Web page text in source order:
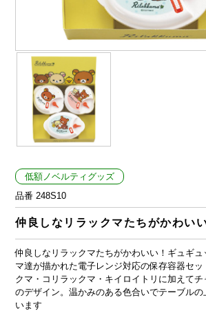
低額ノベルティグッズ
品番 248S10
仲良しなリラックマたちがかわいい
仲良しなリラックマたちがかわいい！ギュギ
マ達が描かれた電子レンジ対応の保存容器セ
クマ・コリラックマ・キイロイトリに加えて
のデザイン。温かみのある色合いでテーブル
います